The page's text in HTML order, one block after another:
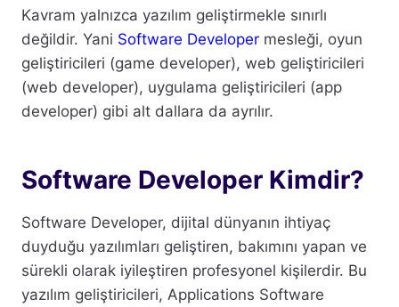
Kavram yalnızca yazılım geliştirmekle sınırlı
değildir. Yani Software Developer mesleği, oyun
geliştiricileri (game developer), web geliştiricileri
(web developer), uygulama geliştiricileri (app
developer) gibi alt dallara da ayrılır.
Software Developer Kimdir?
Software Developer, dijital dünyanın ihtiyaç
duyduğu yazılımları geliştiren, bakımını yapan ve
sürekli olarak iyileştiren profesyonel kişilerdir. Bu
yazılım geliştiricileri, Applications Software